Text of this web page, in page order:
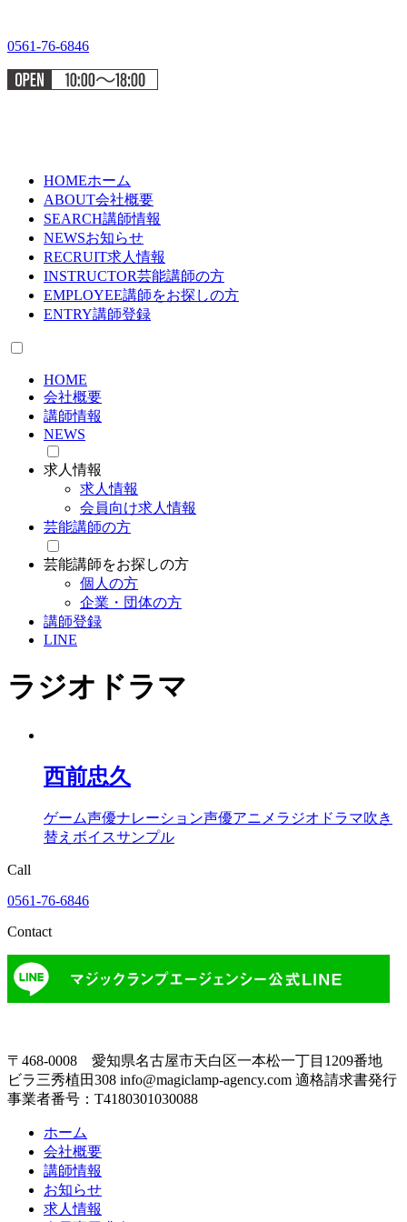
0561-76-6846
HOMEホーム
ABOUT会社概要
SEARCH講師情報
NEWSお知らせ
RECRUIT求人情報
INSTRUCTOR芸能講師の方
EMPLOYEE講師をお探しの方
ENTRY講師登録
HOME
会社概要
講師情報
NEWS
求人情報
求人情報
会員向け求人情報
芸能講師の方
芸能講師をお探しの方
個人の方
企業・団体の方
講師登録
LINE
ラジオドラマ
西前忠久
ゲーム声優ナレーション声優アニメ ラジオドラマ吹き
替え ボイスサンプル
Call
0561-76-6846
Contact
〒468-0008 愛知県名古屋市天白区一本松一丁目1209番地
ビラ三秀植田308 info@magiclamp-agency.com 適格請求書発行
事業者番号：T4180301030088
ホーム
会社概要
講師情報
お知らせ
求人情報